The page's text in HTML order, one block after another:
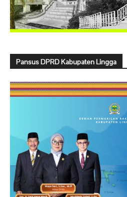
Pansus DPRD Kabupaten Lingga